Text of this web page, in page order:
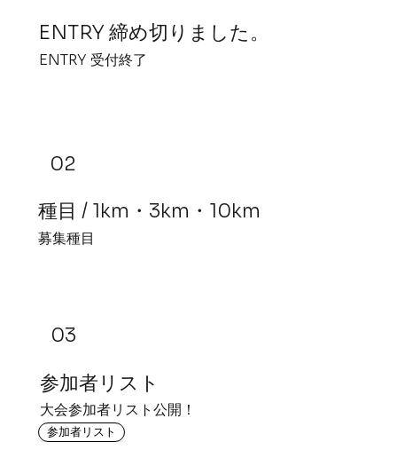
ENTRY 締め切りました。
ENTRY 受付終了
02
種目 / 1km・3km・10km
​募集種目
03
​参加者リスト
​大会参加者リスト公開！
参加者リスト